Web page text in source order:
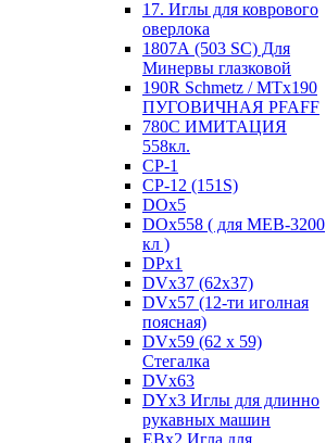
17. Иглы для коврового
оверлока
1807А (503 SC) Для
Минервы глазковой
190R Schmetz / MTx190
ПУГОВИЧНАЯ PFAFF
780С ИМИТАЦИЯ
558кл.
CP-1
CP-12 (151S)
DOx5
DOx558 ( для MEB-3200
кл )
DPx1
DVx37 (62x37)
DVx57 (12-ти иголная
поясная)
DVx59 (62 x 59)
Стегалка
DVx63
DYx3 Иглы для длинно
рукавных машин
EBx2 Игла для